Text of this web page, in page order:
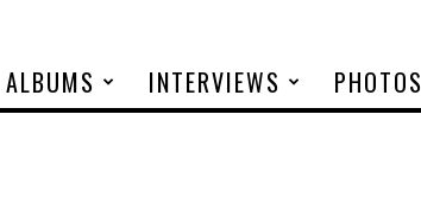
ALBUMS INTERVIEWS PHOTOS